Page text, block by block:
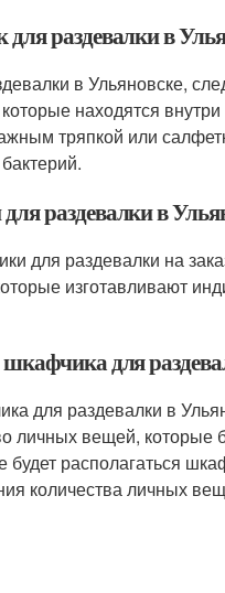
раздевалки в
в Ульяновске,
находятся
тряпкой или
раздевалки в
для раздевалки на
изготавливают
для
для раздевалки в
личных вещей, которые
располагаться
количества личных